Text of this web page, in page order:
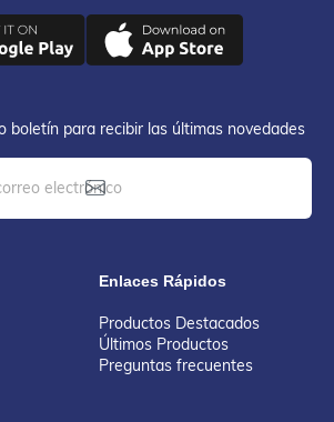
boletín para recibir las últimas novedades
Enlaces Rápidos
Productos Destacados
Últimos Productos
Preguntas frecuentes